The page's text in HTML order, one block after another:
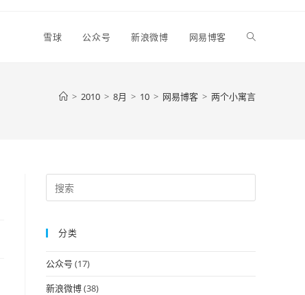
雪球 公众号 新浪微博 网易博客 Toggle
> 2010 > 8月 > 10 > 网易博客 > 两个小寓言
Escape
分类
公众号 (17)
新浪微博(38)